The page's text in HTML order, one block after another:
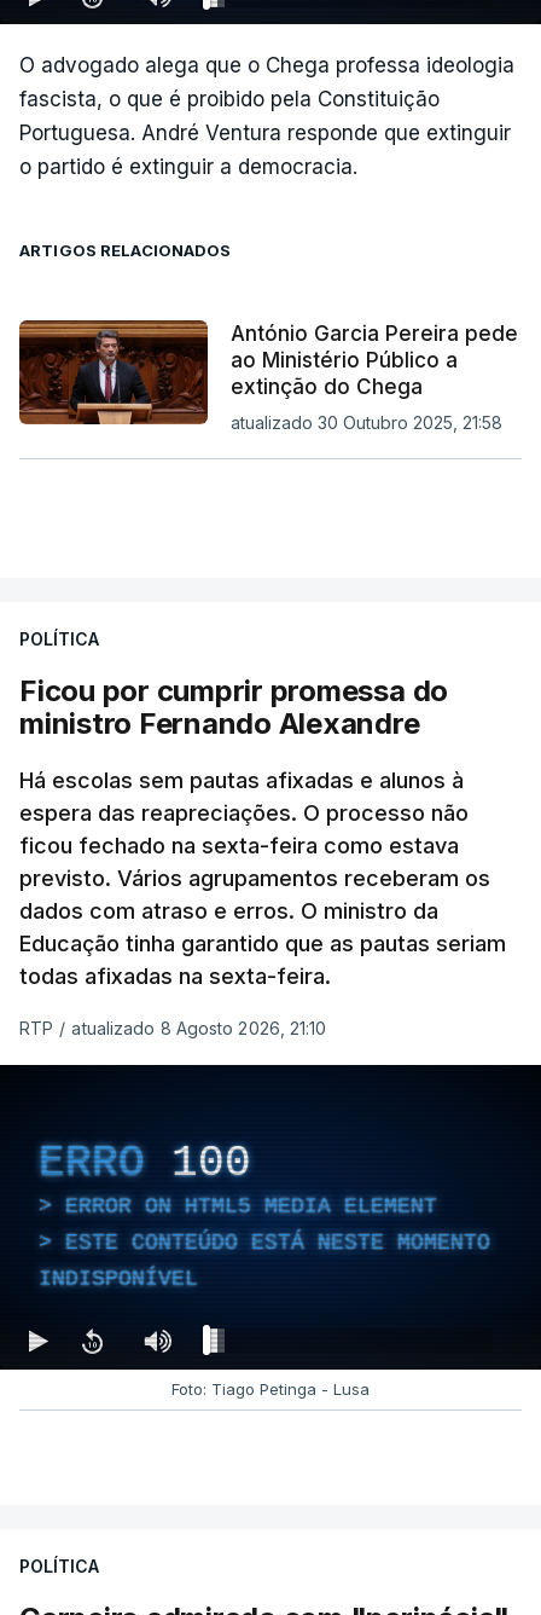
O advogado alega que o Chega professa ideologia
fascista, o que é proibido pela Constituição
Portuguesa. André Ventura responde que extinguir
o partido é extinguir a democracia.
ARTIGOS RELACIONADOS
António Garcia Pereira pede
ao Ministério Público a
extinção do Chega
atualizado 30 Outubro 2025, 21:58
POLÍTICA
Ficou por cumprir promessa do
ministro Fernando Alexandre
Há escolas sem pautas afixadas e alunos à
espera das reapreciações. O processo não
ficou fechado na sexta-feira como estava
previsto. Vários agrupamentos receberam os
dados com atraso e erros. O ministro da
Educação tinha garantido que as pautas seriam
todas afixadas na sexta-feira.
RTP / atualizado 8 Agosto 2026, 21:10
ERRO 100
ERROR ON HTML5 MEDIA ELEMENT
ESTE CONTEÚDO ESTÁ NESTE MOMENTO
INDISPONÍVEL
Foto: Tiago Petinga - Lusa
POLÍTICA